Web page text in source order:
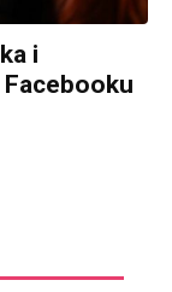
i
Facebooku